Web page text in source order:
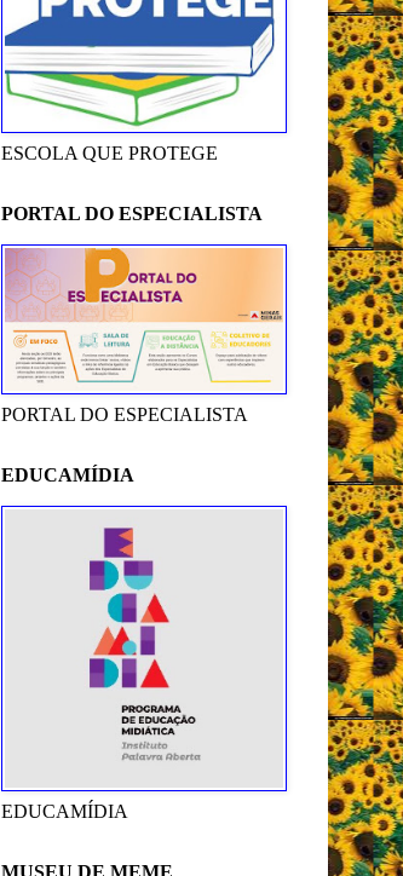
ESCOLA QUE PROTEGE
PORTAL DO ESPECIALISTA
PORTAL DO ESPECIALISTA
EDUCAMÍDIA
EDUCAMÍDIA